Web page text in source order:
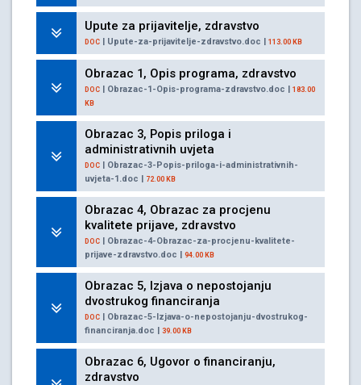
Upute za prijavitelje, zdravstvo
DOC | Upute-za-prijavitelje-zdravstvo.doc | 113.00 KB
Obrazac 1, Opis programa, zdravstvo
DOC | Obrazac-1-Opis-programa-zdravstvo.doc | 183.00
KB
Obrazac 3, Popis priloga i
administrativnih uvjeta
DOC | Obrazac-3-Popis-priloga-i-administrativnih-
uvjeta-1.doc | 72.00 KB
Obrazac 4, Obrazac za procjenu
kvalitete prijave, zdravstvo
DOC | Obrazac-4-Obrazac-za-procjenu-kvalitete-
prijave-zdravstvo.doc | 94.00 KB
Obrazac 5, Izjava o nepostojanju
dvostrukog financiranja
DOC | Obrazac-5-Izjava-o-nepostojanju-dvostrukog-
financiranja.doc | 39.00 KB
Obrazac 6, Ugovor o financiranju,
zdravstvo